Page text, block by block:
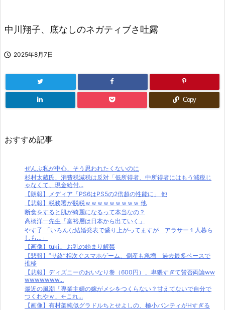
中川翔子、底なしのネガティブさ吐露
 2025年8月7日
Copy
おすすめ記事
ぜんぶ私が中心、そう思われたくないのに
杉村太蔵氏、消費税減税は反対「低所得者、中所得者にはもう減税じ
ゃなくて、現金給付...
【朗報】メディア「PS6はPS5の2倍超の性能に」 他
【悲報】税務署が脱税ｗｗｗｗｗｗｗｗｗ 他
断食をすると肌が綺麗になるって本当なの？
高橋洋一先生「富裕層は日本から出ていく」
やす子 「いろんな結婚発表で盛り上がってますが アラサー１人暮ら
しも…」
【画像】tuki.、お乳の始まり解禁
【悲報】”サ終”相次ぐスマホゲーム、倒産も急増 過去最多ペースで
推移
【悲報】ディズニーのおいなり巻（600円）、卑猥すぎて賛否両論ww
wwwwwww...
最近の風潮「専業主婦の嫁がメシをつくらない？甘えてないで自分で
つくれやｗ」←これ...
【画像】有村架純似グラドルちとせよしの、極小パンティがHすぎる